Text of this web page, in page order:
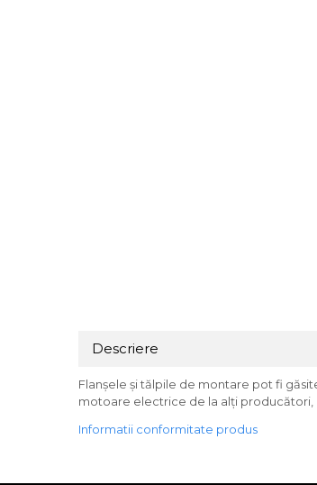
Descriere
Flanșele și tălpile de montare pot fi
motoare electrice de la alți
Informatii conformitate produs